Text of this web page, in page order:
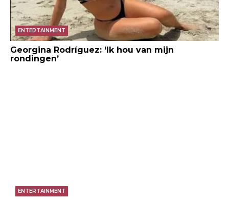
ENTERTAINMENT
Georgina Rodríguez: ‘Ik hou van mijn
rondingen’
ENTERTAINMENT